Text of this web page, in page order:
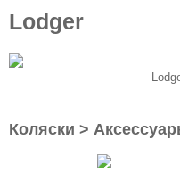
Lodger
Коляски >